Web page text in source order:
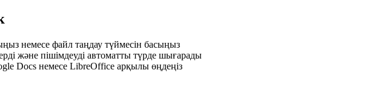
немесе файл таңдау түймесін басыңыз
және пішімдеуді автоматты түрде шығарады
Docs немесе LibreOffice арқылы өңдеңіз